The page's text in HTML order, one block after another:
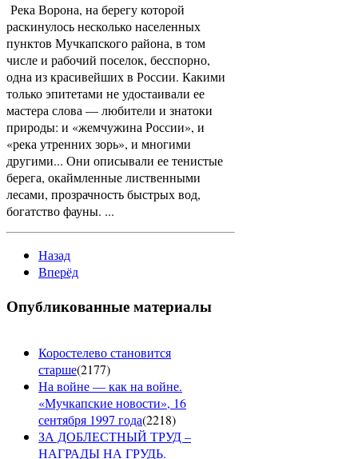
Река Ворона, на берегу которой
раскинулось несколько населенных
пунктов Мучкапского района, в том
числе и рабочий поселок, бесспорно,
одна из красивейших в России. Какими
только эпитетами не удостаивали ее
мастера слова — любители и знатоки
природы: и «жемчужина России», и
«река утренних зорь», и многими
другими... Они описывали ее тенистые
берега, окаймленные лиственными
лесами, прозрачность быстрых вод,
богатство фауны. ...
Назад
Вперёд
Опубликованные материалы
Коростелево становится
старше(2177)
На войне — как на войне.
«Мучкапские новости», 16
сентября 1997 года(2218)
ЗА ДОБЛЕСТНЫЙ ТРУД –
НАГРАДЫ НА ГРУДЬ.